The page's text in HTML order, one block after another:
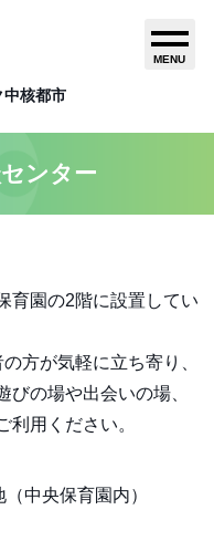
中核都市
MENU
ンター
育園の2階に設置してい
方が気軽に立ち寄り、
びの場や出会いの場、
用ください。
中央保育園内）